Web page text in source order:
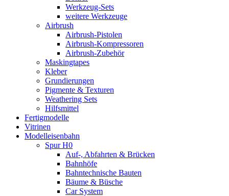
Werkzeug-Sets
weitere Werkzeuge
Airbrush
Airbrush-Pistolen
Airbrush-Kompressoren
Airbrush-Zubehör
Maskingtapes
Kleber
Grundierungen
Pigmente & Texturen
Weathering Sets
Hilfsmittel
Fertigmodelle
Vitrinen
Modelleisenbahn
Spur H0
Auf-, Abfahrten & Brücken
Bahnhöfe
Bahntechnische Bauten
Bäume & Büsche
Car System